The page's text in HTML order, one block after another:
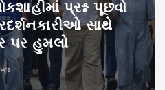
પ્રશ્ન પૂછવો
સાથે
પર હુમલો